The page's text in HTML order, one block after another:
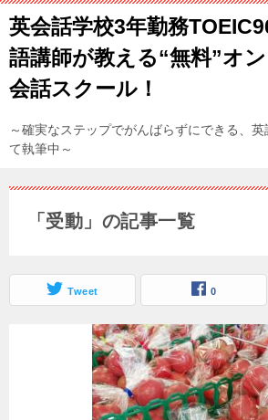
英会話学校3年勤務
語講師が教える“無料”オ
会話スクール！
～確実なステップでがんばらずにできる、
て執筆中～
「受動」の記事一覧
Tweet 0